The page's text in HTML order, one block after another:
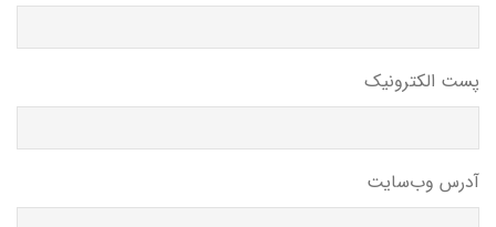
پست الکترونیک
آدرس وب‌سایت